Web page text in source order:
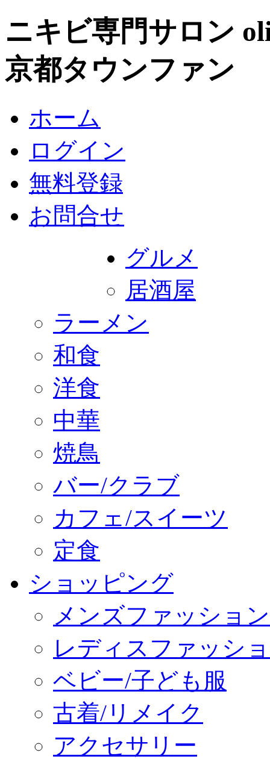
ニキビ専門サロン
京都タウンファン
ホーム
ログイン
無料登録
お問合せ
グルメ
居酒屋
ラーメン
和食
洋食
中華
焼鳥
バー/クラブ
カフェ/スイーツ
定食
ショッピング
メンズファッション
レディスファッシ
ベビー/子ども服
古着/リメイク
アクセサリー